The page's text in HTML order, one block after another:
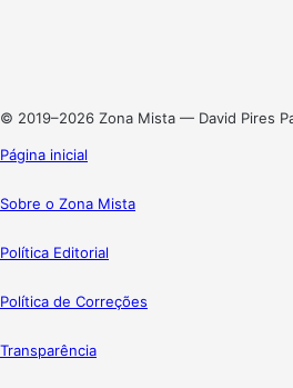
© 2019–2026 Zona Mista — David Pires
Página inicial
Sobre o Zona Mista
Política Editorial
Política de Correções
Transparência